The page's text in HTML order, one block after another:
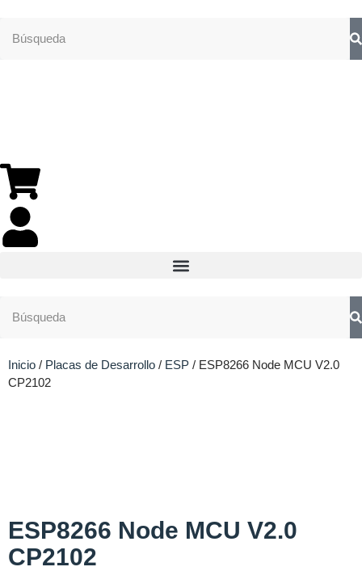
Inicio / Placas de Desarrollo / ESP / ESP8266 Node MCU V2.0
CP2102
ESP8266 Node MCU V2.0
CP2102